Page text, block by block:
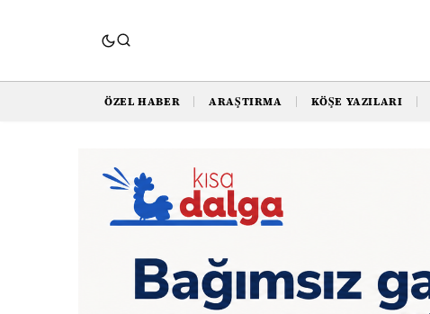
ÖZEL HABER ARAŞTIRMA KÖŞE YAZILARI